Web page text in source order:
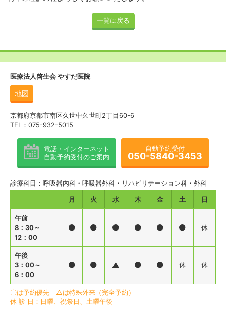
お役立ち医療情報
院外活動
慢性閉塞性肺疾患（COPD）
禁煙治療・タバコの話
臨床治験
職員採用NEW
院外活動
一覧に戻る
医療法人啓生会 やすだ医院
地図
京都府京都市南区久世中久世町2丁目60-6
TEL：075-932-5015
電話・インターネット
自動予約受付のご案内
自動予約受付
050-5840-3453
診療科目：呼吸器内科・呼吸器外科・リハビリテーション科・外科
月 火 水 木 金 土 日
午前
8：30～
12：00
休
午後
3：00～
6：00
休 休
〇は予約優先 △は特殊外来（完全予約）
休 診 日：日曜、祝祭日、土曜午後